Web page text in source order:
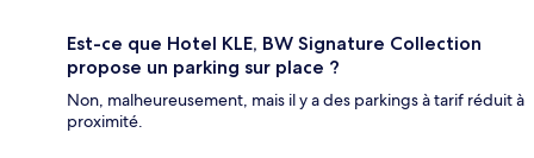
Est-ce que Hotel KLE, BW Signature Collection
propose un parking sur place ?
Non, malheureusement, mais il y a des parkings à tarif réduit à
proximité.